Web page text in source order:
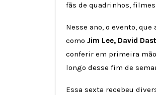
fãs de quadrinhos,
Nesse ano, o evento,
como Jim Lee, David
conferir em primeira
longo desse fim de
Essa sexta recebeu